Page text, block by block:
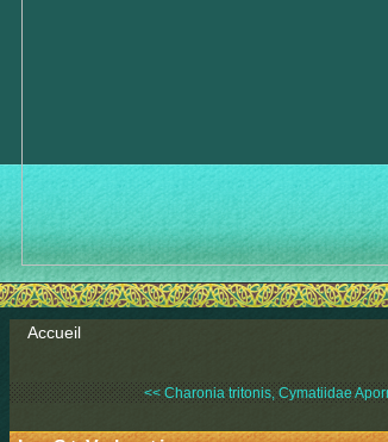
Accueil
<< Charonia tritonis, Cymatiidae